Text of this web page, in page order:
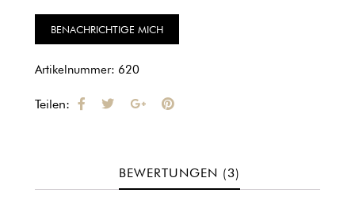
Artikelnummer: 620
Teilen:
BEWERTUNGEN (3)